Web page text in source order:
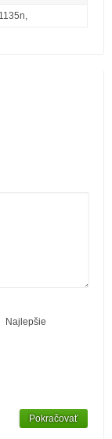
Najlepšie
Pokračovať